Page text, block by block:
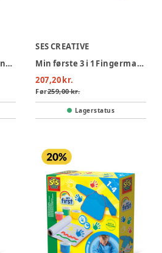
Badefigurer i skum - Dinoer
SES CREATIVE
Min første 3 i 1 Fingermaling
207,20 kr.
Før259,00 kr.
Lagerstatus